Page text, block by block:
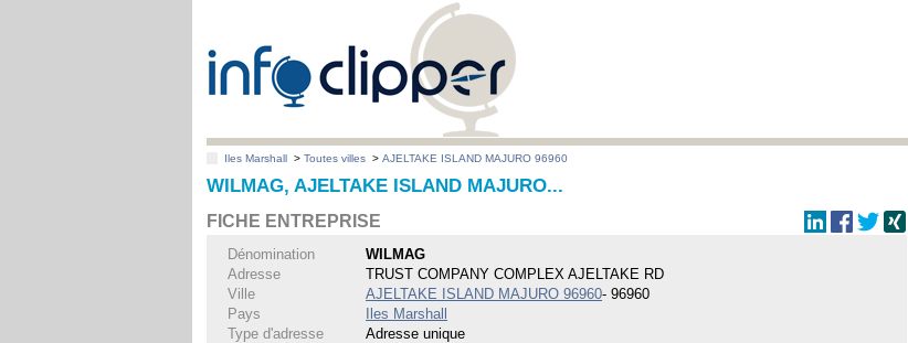
Iles Marshall >Toutes villes >AJELTAKE ISLAND MAJURO 96960
WILMAG, AJELTAKE ISLAND MAJURO...
FICHE ENTREPRISE
Dénomination
WILMAG
Adresse
TRUST COMPANY COMPLEX AJELTAKE RD
Ville
AJELTAKE ISLAND MAJURO 96960- 96960
Pays
Iles Marshall
Type d'adresse
Adresse unique